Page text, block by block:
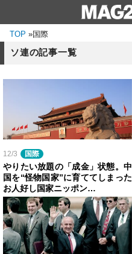
TOP »国際
ソ連の記事一覧
12/3 国際
やりたい放題の「成金」状態。中
国を“怪物国家”に育ててしまった
お人好し国家ニッポン…